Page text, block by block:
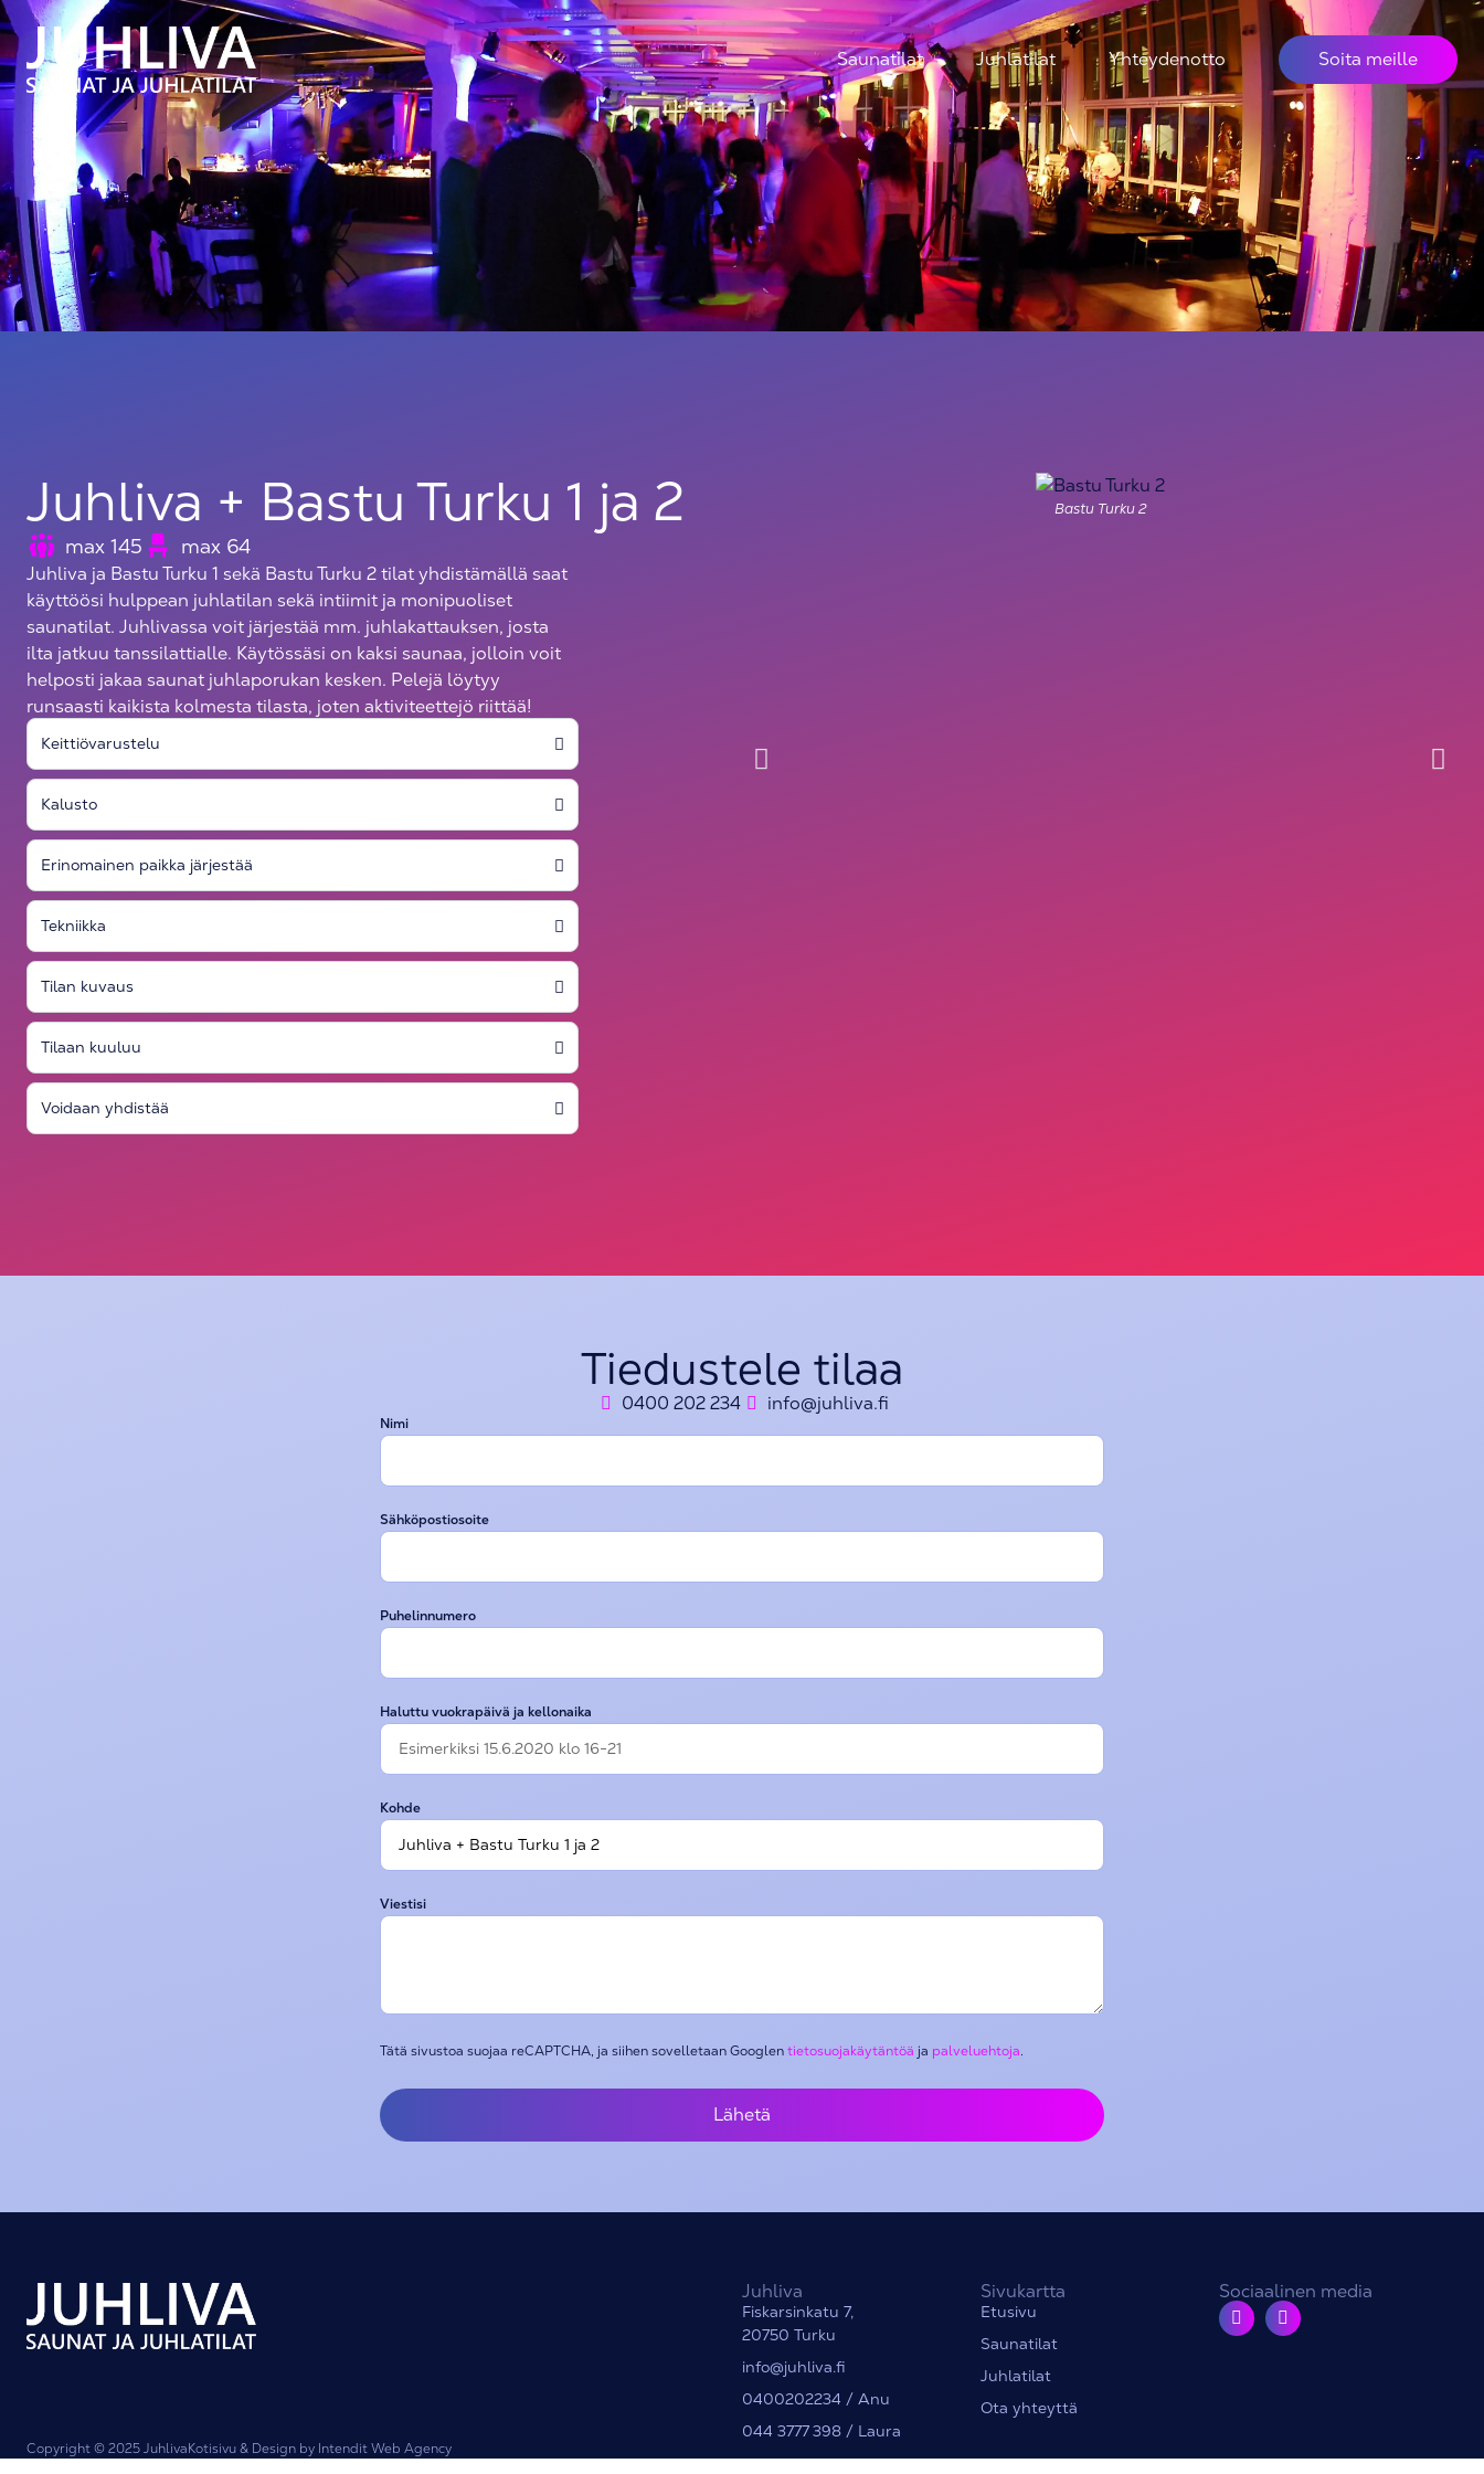
Saunatilat Juhlatilat Yhteydenotto Soita meille
Juhliva + Bastu Turku 1 ja 2
max 145 max 64
Juhliva ja Bastu Turku 1 sekä Bastu Turku 2 tilat yhdistämällä saat
käyttöösi hulppean juhlatilan sekä intiimit ja monipuoliset
saunatilat. Juhlivassa voit järjestää mm. juhlakattauksen, josta
ilta jatkuu tanssilattialle. Käytössäsi on kaksi saunaa, jolloin voit
helposti jakaa saunat juhlaporukan kesken. Pelejä löytyy
runsaasti kaikista kolmesta tilasta, joten aktiviteettejö riittää!
Keittiövarustelu
Kalusto
Erinomainen paikka järjestää
Tekniikka
Tilan kuvaus
Tilaan kuuluu
Voidaan yhdistää
Bastu Turku 2
Tiedustele tilaa
0400 202 234 info@juhliva.fi
Nimi
Sähköpostiosoite
Puhelinnumero
Haluttu vuokrapäivä ja kellonaika
Kohde
Viestisi
Tätä sivustoa suojaa reCAPTCHA, ja siihen sovelletaan Googlentietosuojakäytäntöä ja palveluehtoja.
Lähetä
Juhliva
Fiskarsinkatu 7,
20750 Turku
info@juhliva.fi
0400202234 / Anu
044 3777 398 / Laura
Sivukartta
Etusivu
Saunatilat
Juhlatilat
Ota yhteyttä
Sociaalinen media
Copyright © 2025 JuhlivaKotisivu & Design by Intendit Web Agency